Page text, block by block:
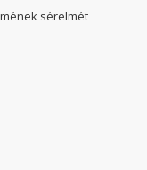
sérelmét